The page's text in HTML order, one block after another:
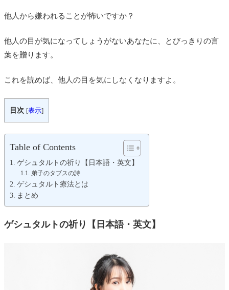
他人から嫌われることが怖いですか？
他人の目が気になってしょうがないあなたに、とびっきりの言
葉を贈ります。
これを読めば、他人の目を気にしなくなりますよ。
目次 [表示]
Table of Contents
ゲシュタルトの祈り【日本語・英文】
弟子のタブスの詩
ゲシュタルト療法とは
まとめ
ゲシュタルトの祈り【日本語・英文】